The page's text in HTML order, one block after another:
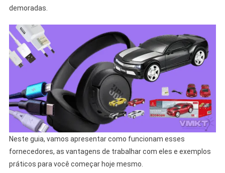
demoradas.
Neste guia, vamos apresentar como funcionam esses
fornecedores, as vantagens de trabalhar com eles e exemplos
práticos para você começar hoje mesmo.